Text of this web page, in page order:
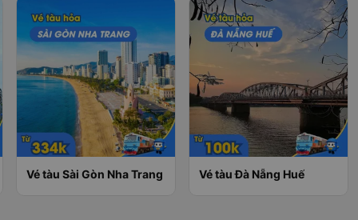
Vé tàu Sài Gòn Nha Trang Vé tàu Đà Nẵng Huế